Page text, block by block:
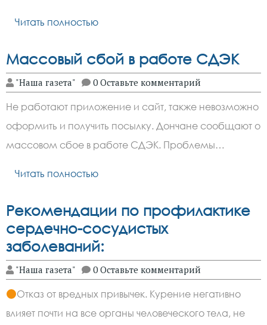
Читать полностью
Массовый сбой в работе СДЭК
"Наша газета" 0 Оставьте комментарий
Не работают приложение и сайт, также невозможно
оформить и получить посылку. Дончане сообщают о
массовом сбое в работе СДЭК. Проблемы…
Читать полностью
Рекомендации по профилактике
сердечно-сосудистых
заболеваний:
"Наша газета" 0 Оставьте комментарий
Отказ от вредных привычек. Курение негативно
влияет почти на все органы человеческого тела, не